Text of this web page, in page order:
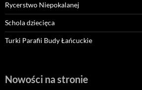
Rycerstwo Niepokalanej
Schola dziecięca
Turki Parafii Budy Łańcuckie
Nowości na stronie